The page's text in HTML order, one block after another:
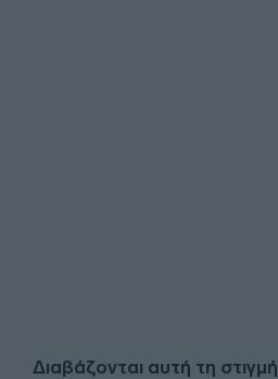
Διαβάζονται αυτή τη στιγμή